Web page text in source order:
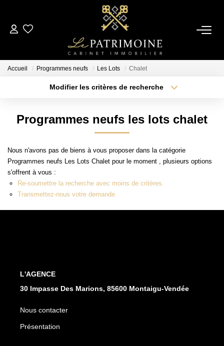
ACCUEIL
Ventes
Locations
ESTIMATION
Accueil Programmes neufs Les Lots Chalet
Modifier les critères de recherche
Sélectionnez...
Type de bien
Budget max Plus de critères
Programmes neufs les lots chalet
Nous n'avons pas de biens à vous proposer dans la catégorie
Programmes neufs Les Lots Chalet pour le moment , plusieurs options
s'offrent à vous :
Re-soumettre la recherche avec moins de critères.
Transmettez-nous votre demande
L'AGENCE
30 Impasse Des Marions, 85600 Montaigu-Vendée
Nous contacter
Présentation